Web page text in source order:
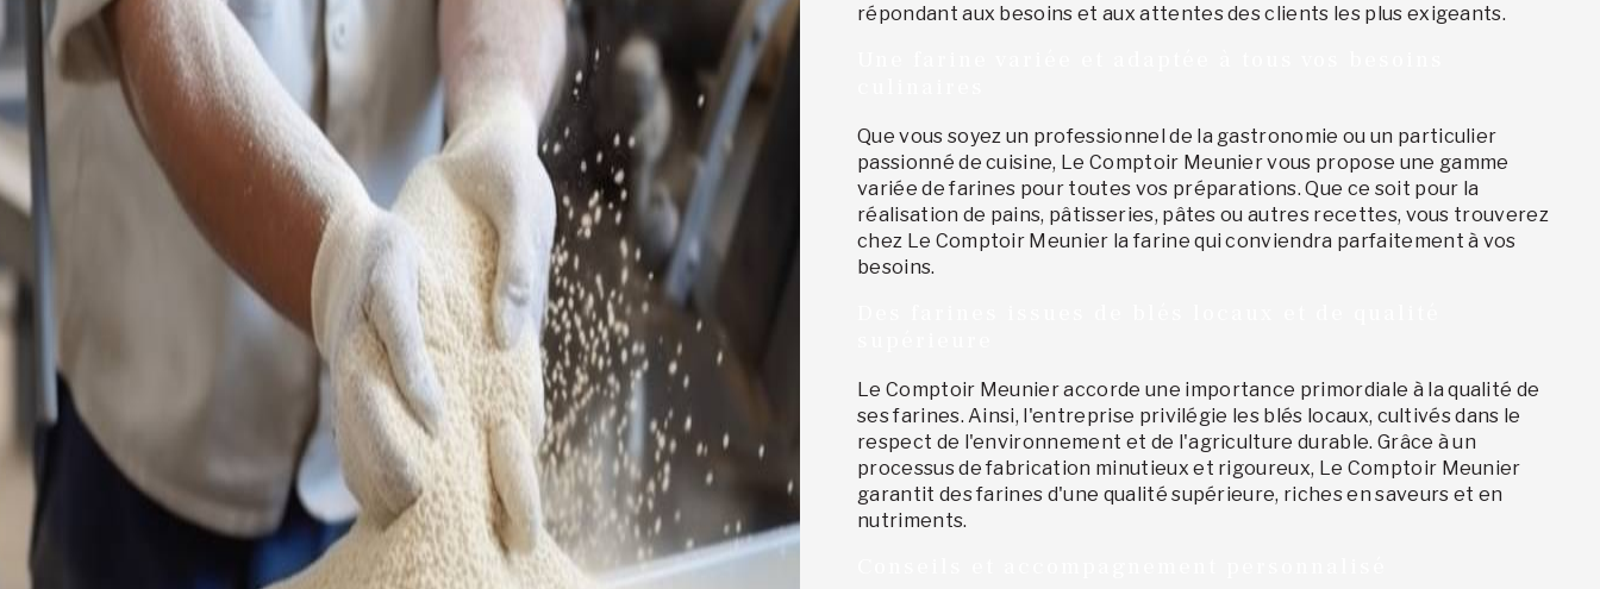
répondant aux besoins et aux attentes des clients les plus exigeants.
Que vous soyez un professionnel de la gastronomie ou un particulier
passionné de cuisine, Le Comptoir Meunier vous propose une gamme
variée de farines pour toutes vos préparations. Que ce soit pour la
réalisation de pains, pâtisseries, pâtes ou autres recettes, vous trouverez
chez Le Comptoir Meunier la farine qui conviendra parfaitement à vos
besoins.
Le Comptoir Meunier accorde une importance primordiale à la qualité de
ses farines. Ainsi, l'entreprise privilégie les blés locaux, cultivés dans le
respect de l'environnement et de l'agriculture durable. Grâce à un
processus de fabrication minutieux et rigoureux, Le Comptoir Meunier
garantit des farines d'une qualité supérieure, riches en saveurs et en
nutriments.